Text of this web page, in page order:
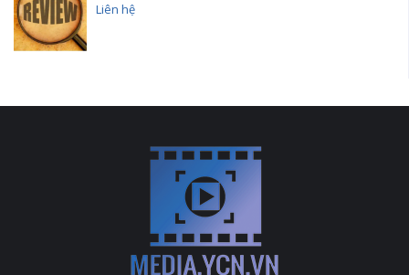
Liên hệ